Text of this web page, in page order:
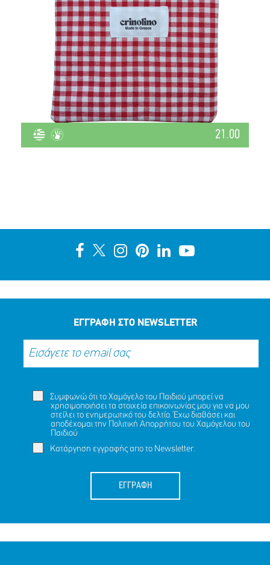
21.00
ΕΓΓΡΑΦΗ ΣΤΟ NEWSLETTER
Συμφωνώ ότι το Χαμόγελο του Παιδιού μπορεί να
χρησιμοποιήσει τα στοιχεία επικοινωνίας μου για να μου
στείλει το ενημερωτικό του δελτίο. Έχω διαβάσει και
αποδέχομαι την Πολιτική Απορρήτου του Χαμόγελου του
Παιδιού
Κατάργηση εγγραφής απο το Newsletter.
ΕΓΓΡΑΦΗ